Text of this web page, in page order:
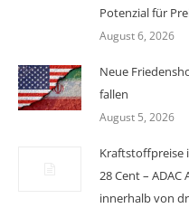
Potenzial für
August 6, 2026
Neue
fallen
August 5, 2026
Kraftstoffpreise
28 Cent –
innerhalb von